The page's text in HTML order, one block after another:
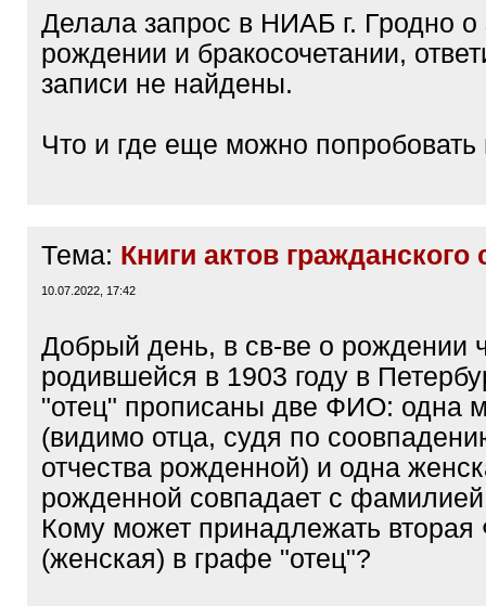
Делала запрос в НИАБ г. Гродно о
рождении и бракосочетании,
записи не найдены.
Что и где еще можно попробовать
Тема: Книги актов гражданского
10.07.2022, 17:42
Добрый день, в св-ве о рождении
родившейся в 1903 году в
"отец" прописаны две ФИО: одна
(видимо отца, судя по
отчества рожденной) и одна
рожденной совпадает с
Кому может принадлежать
(женская) в графе "отец"?